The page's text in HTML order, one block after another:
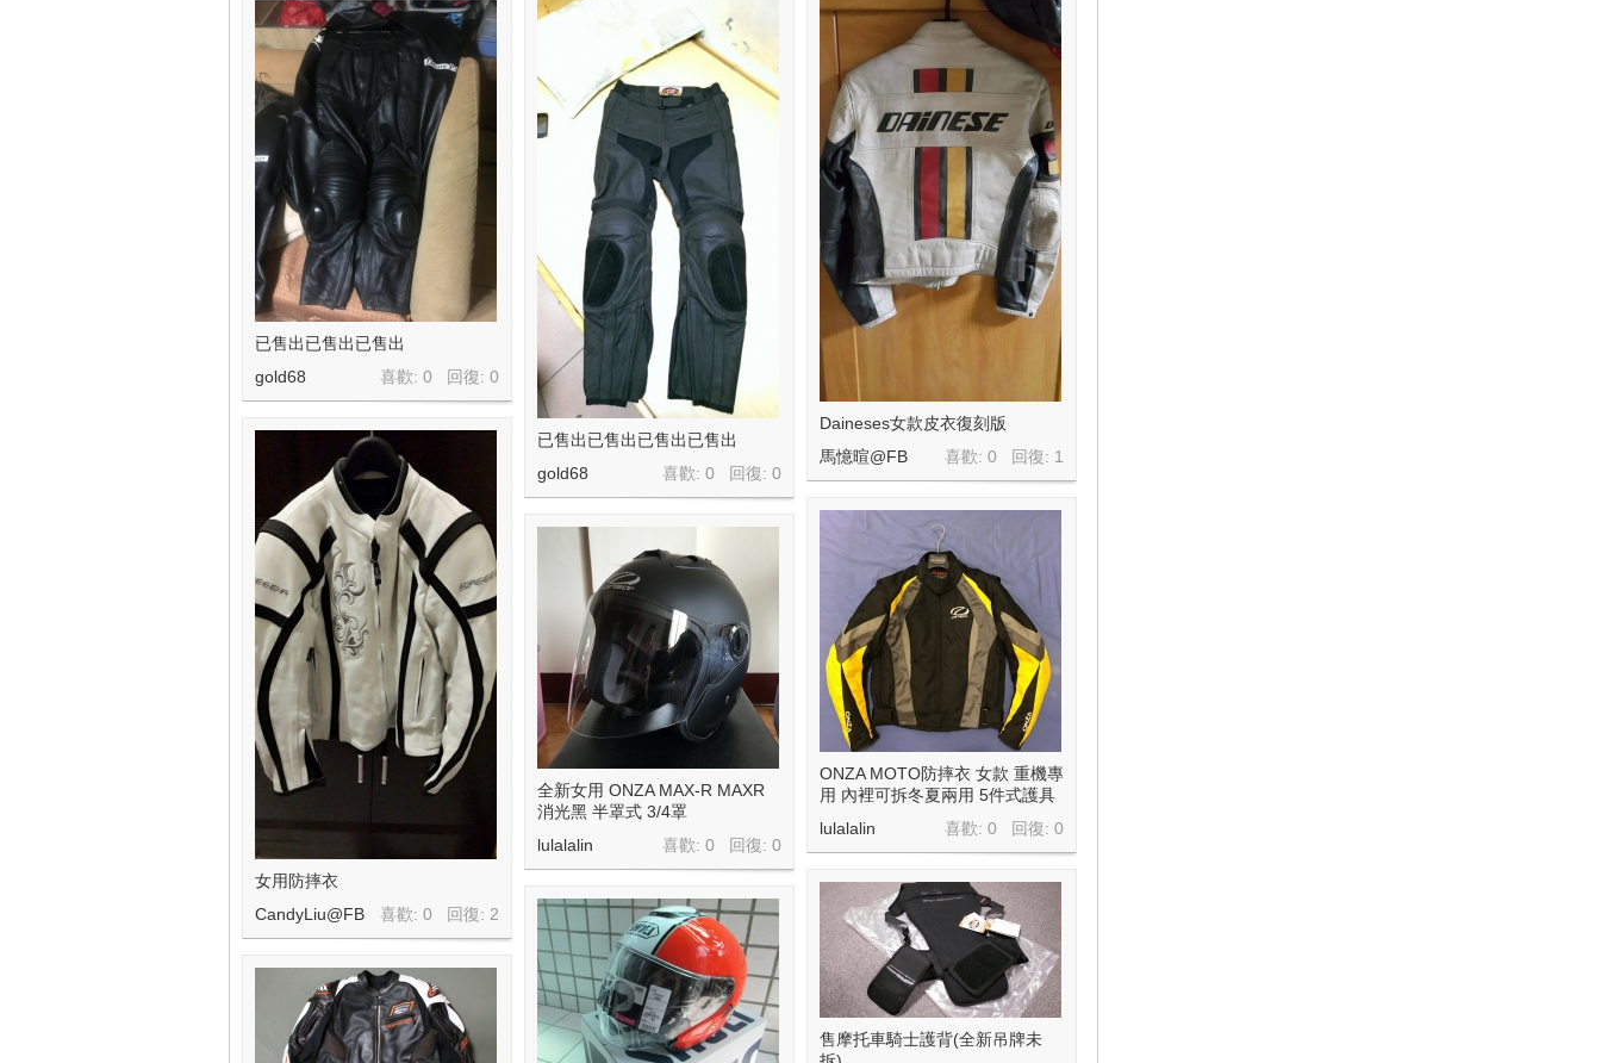
Daineses女款皮衣復刻版
喜歡: 0 回復: 1
馬憶暄@FB
已售出已售出已售出已售出
喜歡: 0 回復: 0
gold68
已售出已售出已售出
喜歡: 0 回復: 0
gold68
女用防摔衣
喜歡: 0 回復: 2
CandyLiu@FB
ONZA MOTO防摔衣 女款 重機專
用 內裡可拆冬夏兩用 5件式護具
喜歡: 0 回復: 0
lulalalin
全新女用 ONZA MAX-R MAXR
消光黑 半罩式 3/4罩
喜歡: 0 回復: 0
lulalalin
售摩托車騎士護背(全新吊牌未